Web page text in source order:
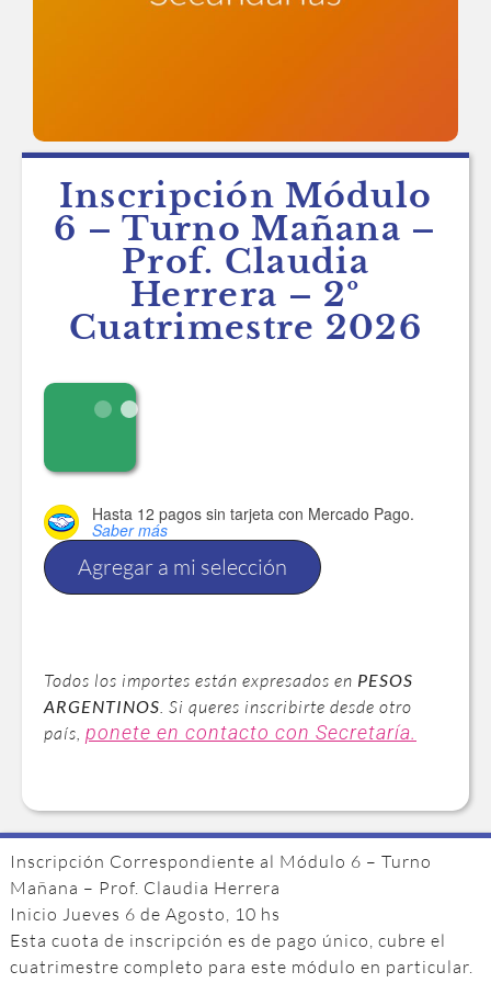
Inscripción Módulo
6 – Turno Mañana –
Prof. Claudia
Herrera – 2º
Cuatrimestre 2026
Hasta 12 pagos sin tarjeta con Mercado Pago.
Saber más
Agregar a mi selección
Todos los importes están expresados en PESOS
ARGENTINOS. Si queres inscribirte desde otro
país, ponete en contacto con Secretaría.
Inscripción Correspondiente al Módulo 6 – Turno
Mañana – Prof. Claudia Herrera
Inicio Jueves 6 de Agosto, 10 hs
Esta cuota de inscripción es de pago único, cubre el
cuatrimestre completo para este módulo en particular.